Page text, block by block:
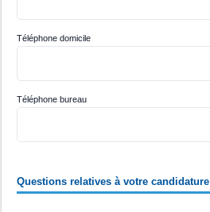
Téléphone domicile
Téléphone bureau
Questions relatives à votre candidature